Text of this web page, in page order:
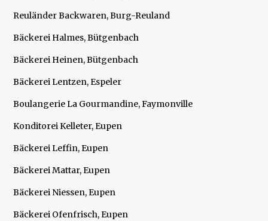
Reuländer Backwaren, Burg-Reuland
Bäckerei Halmes, Bütgenbach
Bäckerei Heinen, Bütgenbach
Bäckerei Lentzen, Espeler
Boulangerie La Gourmandine, Faymonville
Konditorei Kelleter, Eupen
Bäckerei Leffin, Eupen
Bäckerei Mattar, Eupen
Bäckerei Niessen, Eupen
Bäckerei Ofenfrisch, Eupen